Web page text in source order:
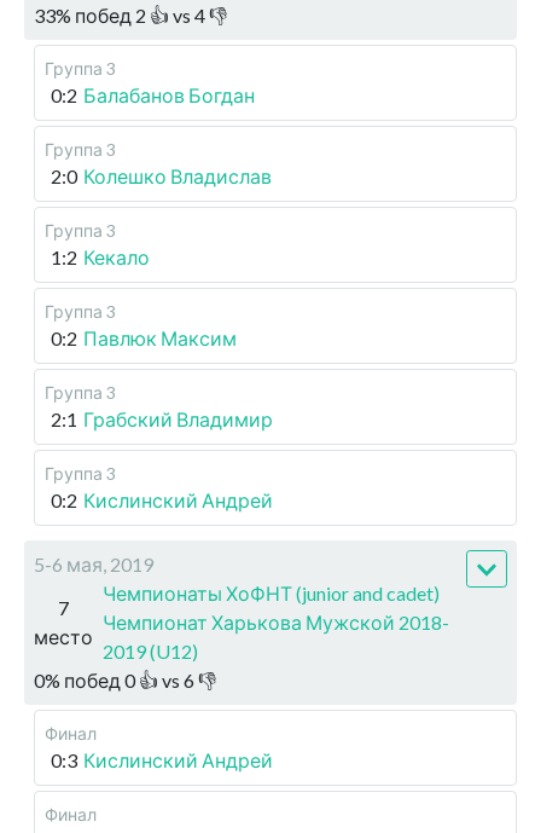
33% побед 2 👍 vs 4👎
Группа 3
0:2 Балабанов Богдан
Группа 3
2:0 Колешко Владислав
Группа 3
1:2 Кекало
Группа 3
0:2 Павлюк Максим
Группа 3
2:1 Грабский Владимир
Группа 3
0:2 Кислинский Андрей
5-6 мая, 2019
7
место
Чемпионаты ХоФНТ (junior and cadet)
Чемпионат Харькова Мужской 2018-
2019 (U12)
0% побед 0👍 vs 6👎
Финал
0:3 Кислинский Андрей
Финал